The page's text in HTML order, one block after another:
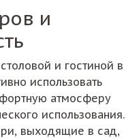
и
и гостиной в
использовать
атмосферу
использования.
выходящие в сад,